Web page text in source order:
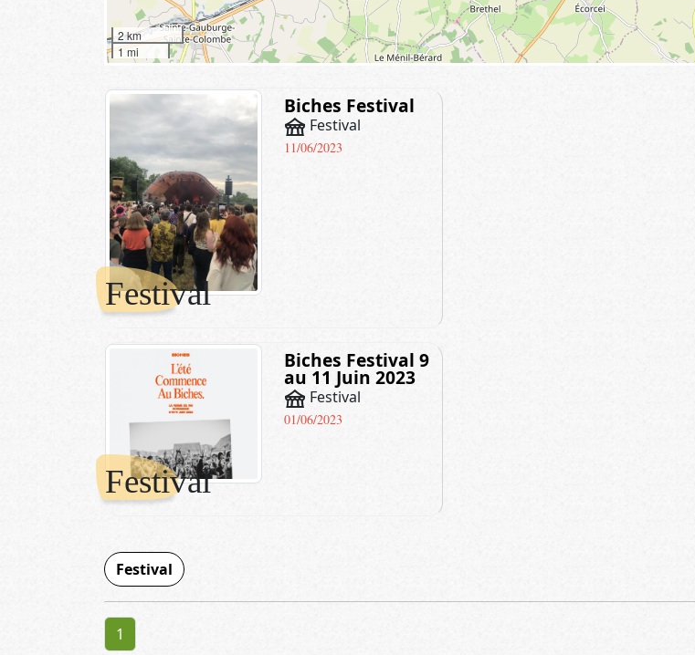
2 km
1 mi
Festival
Biches Festival
festival Festival
11/06/2023
Festival
Biches Festival 9
au 11 Juin 2023
festival Festival
01/06/2023
Festival
1